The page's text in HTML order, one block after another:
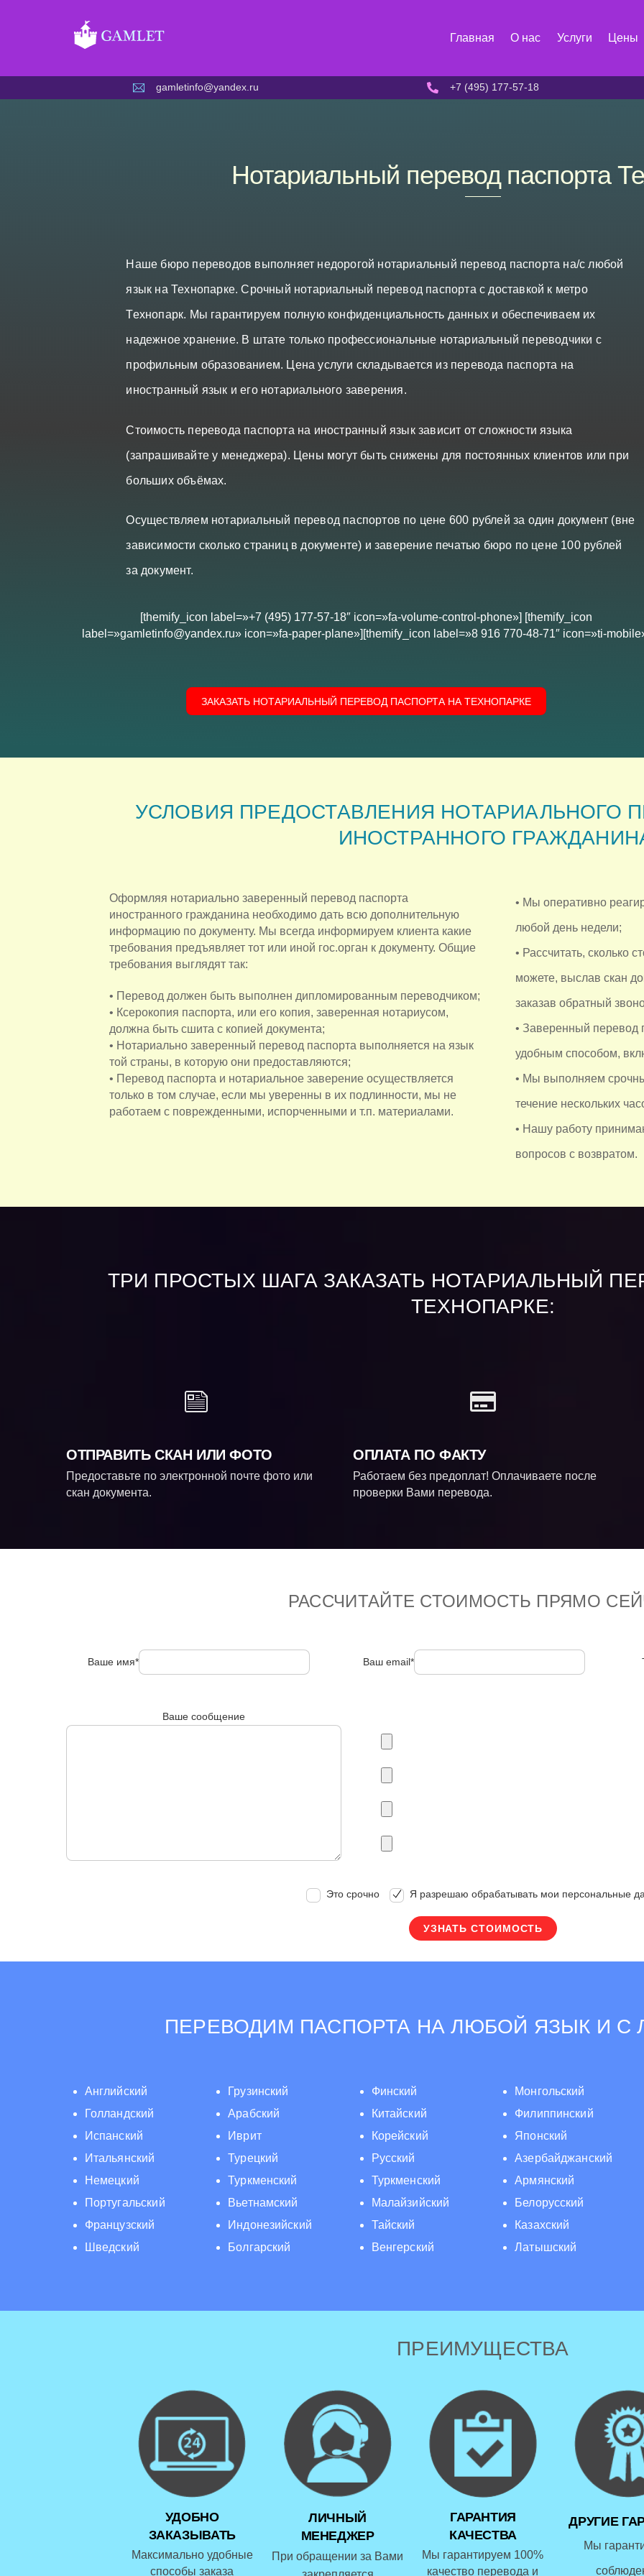
Главная О нас Услуги Цены
gamletinfo@yandex.ru +7 (495) 177-57-18
Нотариальный перевод паспорта
Наше бюро переводов выполняет недорогой нотариальный перевод паспорта на/с любой
язык на Технопарке. Срочный нотариальный перевод паспорта с доставкой к метро
Технопарк. Мы гарантируем полную конфиденциальность данных и обеспечиваем их
надежное хранение. В штате только профессиональные нотариальный переводчики с
профильным образованием. Цена услуги складывается из перевода паспорта на
иностранный язык и его нотариального заверения.
Стоимость перевода паспорта на иностранный язык зависит от сложности языка
(запрашивайте у менеджера). Цены могут быть снижены для постоянных клиентов или при
больших объёмах.
Осуществляем нотариальный перевод паспортов по цене 600 рублей за один документ (вне
зависимости сколько страниц в документе) и заверение печатью бюро по цене 100 рублей
за документ.
[themify_icon label=»+7 (495) 177-57-18″ icon=»fa-volume-control-phone»] [themify_icon
label=»gamletinfo@yandex.ru» icon=»fa-paper-plane»][themify_icon label=»8 916 770-48-71″ icon=»ti-
ЗАКАЗАТЬ НОТАРИАЛЬНЫЙ ПЕРЕВОД ПАСПОРТА НА ТЕХНОПАРКЕ
УСЛОВИЯ ПРЕДОСТАВЛЕНИЯ НОТАРИАЛЬНОГО
ИНОСТРАННОГО
Оформляя нотариально заверенный перевод паспорта
иностранного гражданина необходимо дать всю дополнительную
информацию по документу. Мы всегда информируем клиента какие
требования предъявляет тот или иной гос.орган к документу. Общие
требования выглядят так:
• Перевод должен быть выполнен дипломированным переводчиком;
• Ксерокопия паспорта, или его копия, заверенная нотариусом,
должна быть сшита с копией документа;
• Нотариально заверенный перевод паспорта выполняется на язык
той страны, в которую они предоставляются;
• Перевод паспорта и нотариальное заверение осуществляется
только в том случае, если мы уверенны в их подлинности, мы не
работаем с поврежденными, испорченными и т.п. материалами.
• Мы оперативно
любой день недели;
• Рассчитать, сколько
можете, выслав скан
заказав обратный
• Заверенный перевод
удобным способом,
• Мы выполняем
течение нескольких
• Нашу работу
вопросов с возвратом.
ТРИ ПРОСТЫХ ШАГА ЗАКАЗАТЬ НОТАРИАЛЬНЫЙ
ТЕХНОПАРКЕ:
ОТПРАВИТЬ СКАН ИЛИ ФОТО
Предоставьте по электронной почте фото или
скан документа.
ОПЛАТА ПО ФАКТУ
Работаем без предоплат! Оплачиваете после
проверки Вами перевода.
РАССЧИТАЙТЕ СТОИМОСТЬ ПРЯМО
Ваше имя* Ваш email*
Ваше сообщение
Это срочно Я разрешаю обрабатывать мои персональные
ПЕРЕВОДИМ ПАСПОРТА НА ЛЮБОЙ ЯЗЫК И С
Английский
Голландский
Испанский
Итальянский
Немецкий
Португальский
Французский
Шведский
Грузинский
Арабский
Иврит
Турецкий
Туркменский
Вьетнамский
Индонезийский
Болгарский
Финский
Китайский
Корейский
Русский
Туркменский
Малайзийский
Тайский
Венгерский
Монгольский
Филиппинский
Японский
Азербайджанский
Армянский
Белорусский
Казахский
Латышский
ПРЕИМУЩЕСТВА
УДОБНО
ЗАКАЗЫВАТЬ
Максимально удобные
способы заказа
ЛИЧНЫЙ
МЕНЕДЖЕР
При обращении за Вами
ГАРАНТИЯ
КАЧЕСТВА
Мы гарантируем 100%
качество перевода и
ДРУГИЕ
Мы